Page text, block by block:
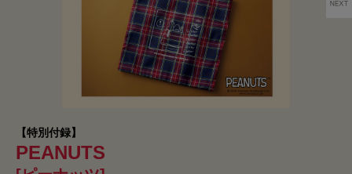
【特別付録】
PEANUTS